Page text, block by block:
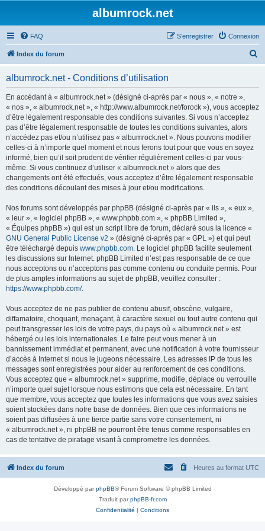
albumrock.net
FAQ Connexion
S’enregistrer
Index du forum
e
albumrock.net - Conditions d’utilisation
En accédant à « albumrock.net » (désigné ci-après par « nous », « notre »,
« nos », « albumrock.net », « http://www.albumrock.net/forock »), vous acceptez
d’être légalement responsable des conditions suivantes. Si vous n’acceptez
pas d’être légalement responsable de toutes les conditions suivantes, alors
n’accédez pas et/ou n’utilisez pas « albumrock.net ». Nous pouvons modifier
celles-ci à n’importe quel moment et nous ferons tout pour que vous en soyez
informé, bien qu’il soit prudent de vérifier régulièrement celles-ci par vous-
même. Si vous continuez d’utiliser « albumrock.net » alors que des
changements ont été effectués, vous acceptez d’être légalement responsable
des conditions découlant des mises à jour et/ou modifications.
Nos forums sont développés par phpBB (désigné ci-après par « ils », « eux »,
« leur », « logiciel phpBB », « www.phpbb.com », « phpBB Limited »,
« Équipes phpBB ») qui est un script libre de forum, déclaré sous la licence «
GNU General Public License v2 » (désigné ci-après par « GPL ») et qui peut
être téléchargé depuis www.phpbb.com. Le logiciel phpBB facilite seulement
les discussions sur Internet. phpBB Limited n’est pas responsable de ce que
nous acceptons ou n’acceptons pas comme contenu ou conduite permis. Pour
de plus amples informations au sujet de phpBB, veuillez consulter :
https://www.phpbb.com/.
Vous acceptez de ne pas publier de contenu abusif, obscène, vulgaire,
diffamatoire, choquant, menaçant, à caractère sexuel ou tout autre contenu qui
peut transgresser les lois de votre pays, du pays où « albumrock.net » est
hébergé ou les lois internationales. Le faire peut vous mener à un
bannissement immédiat et permanent, avec une notification à votre fournisseur
d’accès à Internet si nous le jugeons nécessaire. Les adresses IP de tous les
messages sont enregistrées pour aider au renforcement de ces conditions.
Vous acceptez que « albumrock.net » supprime, modifie, déplace ou verrouille
n’importe quel sujet lorsque nous estimons que cela est nécessaire. En tant
que membre, vous acceptez que toutes les informations que vous avez saisies
soient stockées dans notre base de données. Bien que ces informations ne
soient pas diffusées à une tierce partie sans votre consentement, ni
« albumrock.net », ni phpBB ne pourront être tenus comme responsables en
cas de tentative de piratage visant à compromettre les données.
Index du forum Heures au format UTC
Développé parphpBB® Forum Software © phpBB Limited
Traduit parphpBB-fr.com
Confidentialité | Conditions